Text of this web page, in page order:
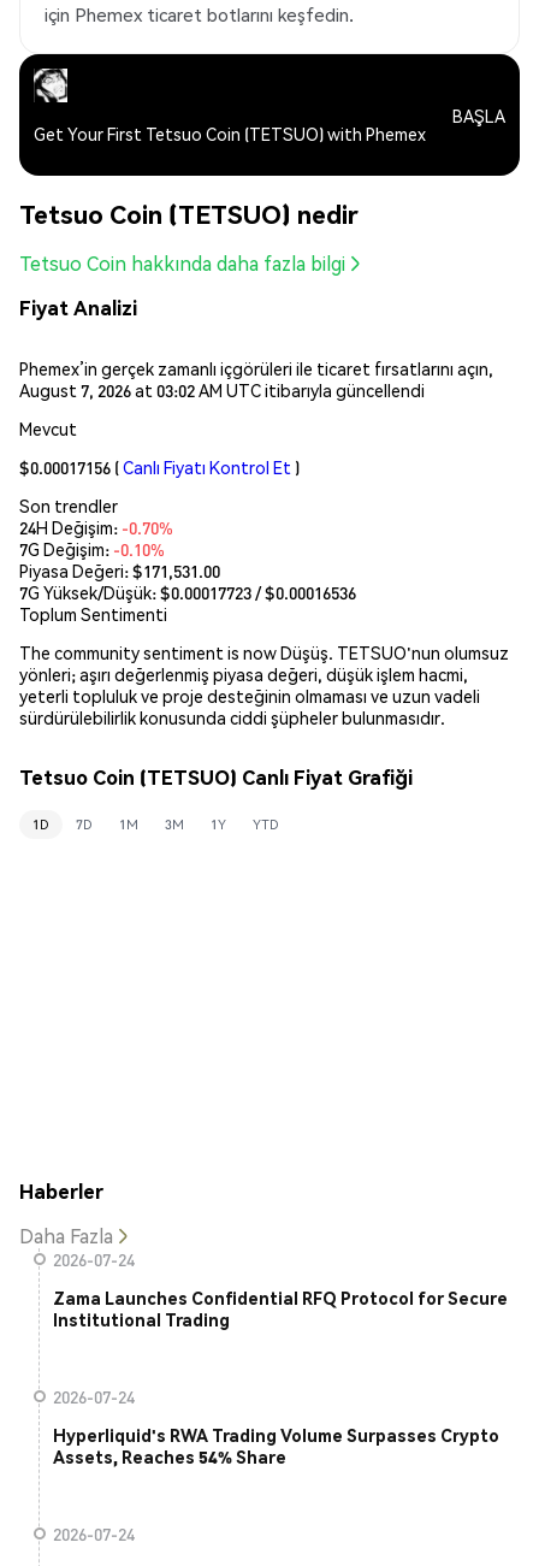
için Phemex ticaret botlarını keşfedin.
Get Your First Tetsuo Coin (TETSUO) with Phemex
BAŞLA
Tetsuo Coin (TETSUO) nedir
Tetsuo Coin hakkında daha fazla bilgi
Fiyat Analizi
Phemex’in gerçek zamanlı içgörüleri ile ticaret fırsatlarını açın,
August 7, 2026 at 03:02 AM UTC itibarıyla güncellendi
Mevcut
$0.00017156 (Canlı Fiyatı Kontrol Et )
Son trendler
24H Değişim: -0.70%
7G Değişim: -0.10%
Piyasa Değeri:$171,531.00
7G Yüksek/Düşük: $0.00017723/ $0.00016536
Toplum Sentimenti
The community sentiment is now Düşüş. TETSUO'nun olumsuz
yönleri; aşırı değerlenmiş piyasa değeri, düşük işlem hacmi,
yeterli topluluk ve proje desteğinin olmaması ve uzun vadeli
sürdürülebilirlik konusunda ciddi şüpheler bulunmasıdır.
Tetsuo Coin (TETSUO) Canlı Fiyat Grafiği
1D 7D 1M 3M 1Y YTD
Haberler
Daha Fazla
2026-07-24
Zama Launches Confidential RFQ Protocol for Secure
Institutional Trading
2026-07-24
Hyperliquid's RWA Trading Volume Surpasses Crypto
Assets, Reaches 54% Share
2026-07-24